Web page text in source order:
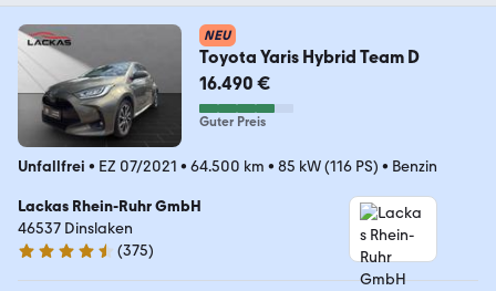
NEU
Toyota Yaris Hybrid Team D
16.490 €
Guter Preis
Unfallfrei • EZ 07/2021 • 64.500 km • 85 kW (116 PS) • Benzin
Lackas Rhein-Ruhr GmbH
46537 Dinslaken
4.3 Sterne
(375)